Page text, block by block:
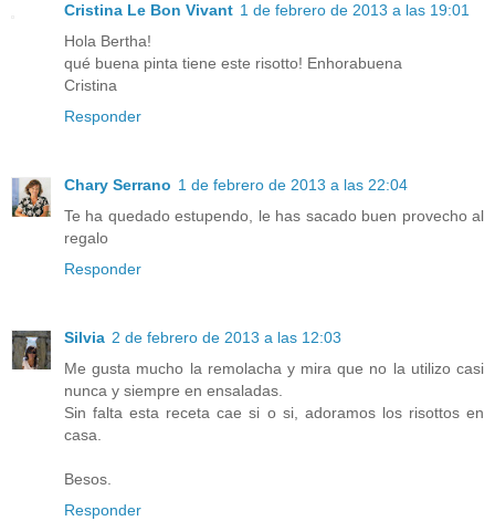
Cristina Le Bon Vivant 1 de febrero de 2013 a las 19:01
Hola Bertha!
qué buena pinta tiene este risotto! Enhorabuena
Cristina
Responder
Chary Serrano 1 de febrero de 2013 a las 22:04
Te ha quedado estupendo, le has sacado buen provecho al
regalo
Responder
Silvia 2 de febrero de 2013 a las 12:03
Me gusta mucho la remolacha y mira que no la utilizo casi
nunca y siempre en ensaladas.
Sin falta esta receta cae si o si, adoramos los risottos en
casa.
Besos.
Responder